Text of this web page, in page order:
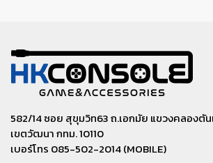
582/14 ซอย สุขุมวิท63 ถ.เอกมัย แขวงคลองตัน
เขตวัฒนา กทม. 10110
เบอร์โทร 085-502-2014 (MOBILE)